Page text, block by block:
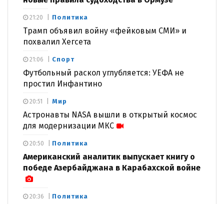
Политика
Трамп объявил войну «фейковым СМИ» и
похвалил Хегсета
21:20
Спорт
Футбольный раскол углубляется: УЕФА не
простил Инфантино
21:06
Мир
Астронавты NASA вышли в открытый космос
для модернизации МКС
20:51
Политика
Американский аналитик выпускает книгу о
победе Азербайджана в Карабахской войне
20:50
Политика
20:36